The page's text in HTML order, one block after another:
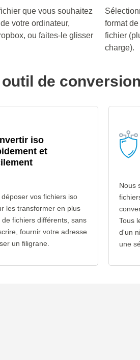
que vous souhaitez
votre ordinateur,
ou faites-le glisser
format
fichier
charge).
de
iso
et
vos fichiers iso
les transformer en plus
fichiers différents, sans
fournir votre adresse
un filigrane.
Nous
Tous
d'un
une